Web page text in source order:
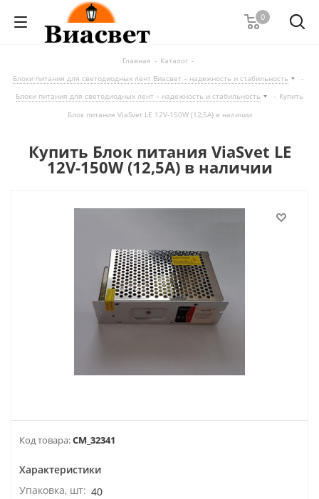
0
Главная - Каталог -
Блоки питания для светодиодных лент Виасвет – надежность и стабильность
-
Блоки питания для светодиодных лент – надежность и стабильность
- Купить
Блок питания ViaSvet LE 12V-150W (12,5A) в наличии
Купить Блок питания ViaSvet LE
12V-150W (12,5A) в наличии
Код товара:CM_32341
Характеристики
Упаковка, шт: 40